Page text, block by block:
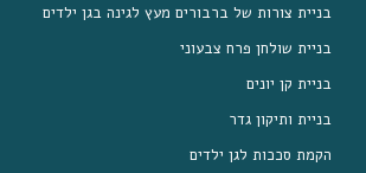
בניית צורות של ברבורים מעץ לגינה בגן ילדים
בניית שולחן פרח צבעוני
בניית קן יונים
בניית ותיקון גדר
הקמת סככות לגן ילדים